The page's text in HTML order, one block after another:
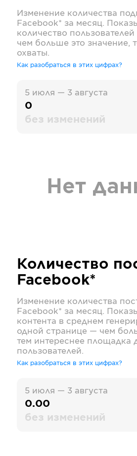
Изменение количества
Facebook* за месяц.
количество
чем больше это значение,
охваты.
Как разобраться в этих цифрах?
5 июля — 3 августа
0
без изменений
Нет
Количество
Facebook*
Изменение количества
Facebook* за месяц.
контента в среднем
одной странице — чем
тем интереснее площадка
пользователей.
Как разобраться в этих цифрах?
5 июля — 3 августа
0.00
без изменений